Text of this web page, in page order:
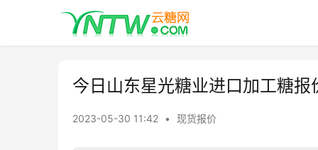
今日山东星光糖业进口加工糖报
2023-05-30 11:42 • 现货报价